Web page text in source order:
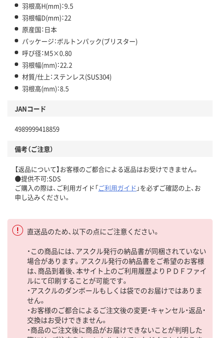
羽根高H(mm)：9.5
羽根幅D(mm)：22
原産国：日本
パッケージ：ボルトンパック(ブリスター)
呼び径：M5×0.80
羽根幅(mm)：22.2
材質/仕上：ステンレス(SUS304)
羽根高(mm)：8.5
JANコード
4989999418859
備考（ご注意）
【返品について】お客様のご都合による返品はお受けできません。
●提供不可:SDS
ご購入の際は、ご利用ガイド「ご利用ガイド 」を必ずご確認の上、お
申し込みください。
直送品のため、以下の点にご注意ください。
・この商品には、アスクル発行の納品書が同梱されていない
場合があります。アスクル発行の納品書をご希望のお客様
は、商品到着後、本サイト上のご利用履歴よりＰＤＦファイ
ルにて印刷することが可能です。
・アスクルのダンボールもしくは袋でのお届けではありま
せん。
・お客様のご都合によるご注文後の変更・キャンセル・返品・
交換はお受けできません。
・商品のご注文後に商品がお届けできないことが判明した